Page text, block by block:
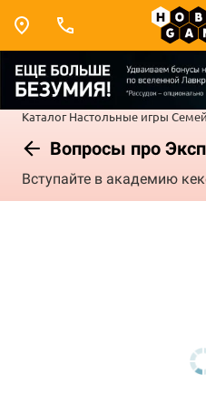
Каталог Настольные игры
Вопросы про
Вступайте в академию